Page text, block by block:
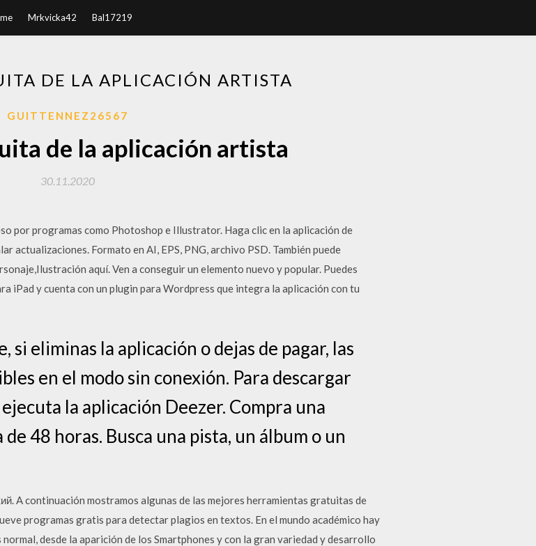
Mrkvicka42 Bal17219
DE LA APLICACIÓN ARTISTA
GUITTENNEZ26567
de la aplicación artista
30.11.2020
por programas como Photoshop e Illustrator. Haga clic en la aplicación de
Formato en AI, EPS, PNG, archivo PSD. También puede
aquí. Ven a conseguir un elemento nuevo y popular. Puedes
iPad y cuenta con un plugin para Wordpress que integra la aplicación con tu
eliminas la aplicación o dejas de pagar, las
en el modo sin conexión. Para descargar
la aplicación Deezer. Compra una
48 horas. Busca una pista, un álbum o un
A continuación mostramos algunas de las mejores herramientas gratuitas de
programas gratis para detectar plagios en textos. En el mundo académico hay
desde la aparición de los Smartphones y con la gran variedad y desarrollo